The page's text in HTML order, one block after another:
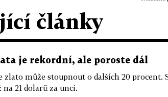
články
je rekordní, ale poroste dál
zlato může stoupnout o dalších 20 procent.
21 dolarů za unci.